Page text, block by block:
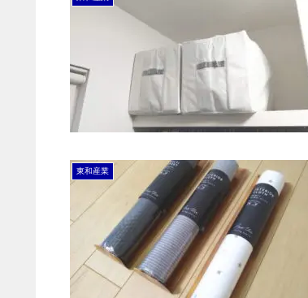
東和産業